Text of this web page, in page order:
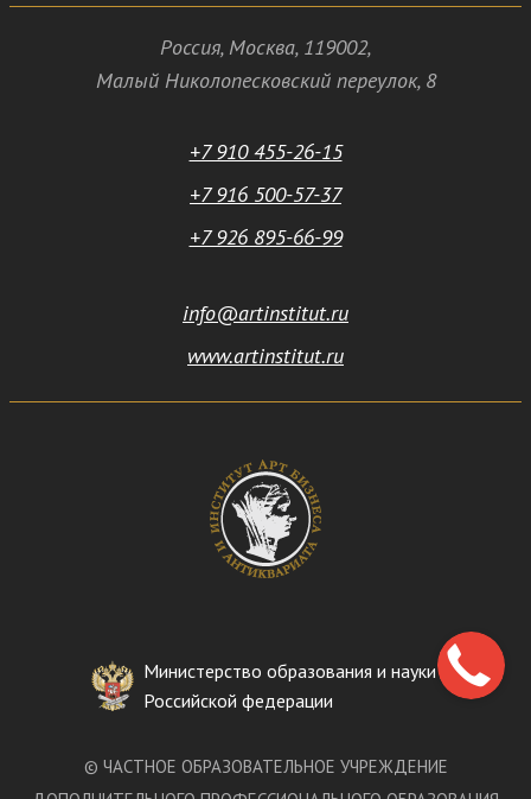
Россия, Москва, 119002,
Малый Николопесковский переулок,8
+7 910 455-26-15
+7 916 500-57-37
+7 926 895-66-99
info@artinstitut.ru
www.artinstitut.ru
Министерство образования и науки
Российской федерации
© ЧАСТНОЕ ОБРАЗОВАТЕЛЬНОЕ УЧРЕЖДЕНИЕ